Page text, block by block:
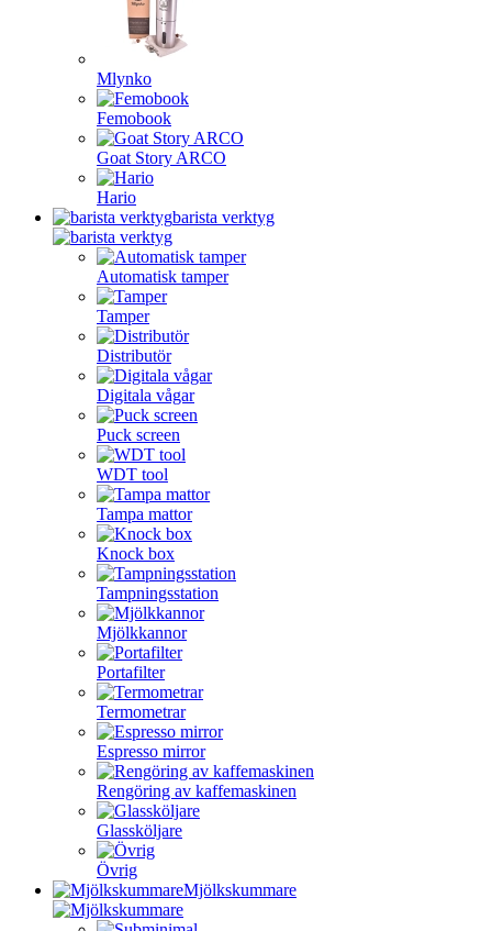
Mlynko
Femobook
Goat Story ARCO
Hario
barista verktyg
Automatisk tamper
Tamper
Distributör
Digitala vågar
Puck screen
WDT tool
Tampa mattor
Knock box
Tampningsstation
Mjölkkannor
Portafilter
Termometrar
Espresso mirror
Rengöring av kaffemaskinen
Glassköljare
Övrig
Mjölkskummare